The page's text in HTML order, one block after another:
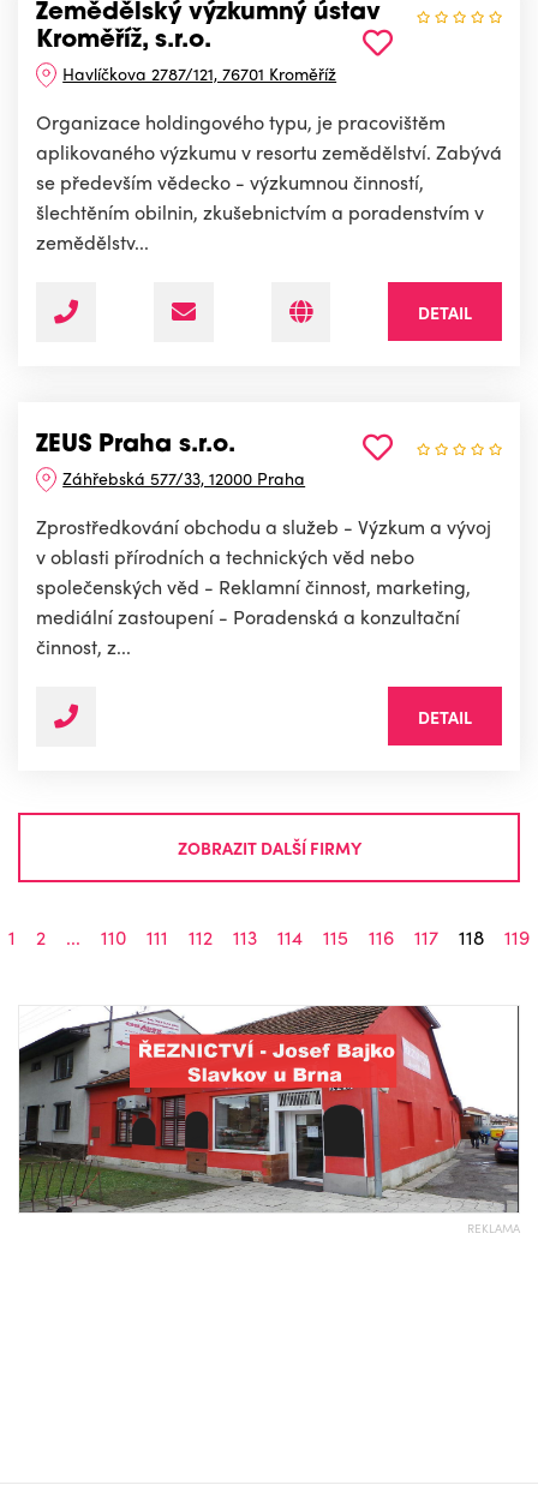
Zemědělský výzkumný ústav
Kroměříž, s.r.o.
Havlíčkova 2787/121, 76701 Kroměříž
Organizace holdingového typu, je pracovištěm
aplikovaného výzkumu v resortu zemědělství. Zabývá
se především vědecko - výzkumnou činností,
šlechtěním obilnin, zkušebnictvím a poradenstvím v
zemědělstv...
DETAIL
ZEUS Praha s.r.o.
Záhřebská 577/33, 12000 Praha
Zprostředkování obchodu a služeb - Výzkum a vývoj
v oblasti přírodních a technických věd nebo
společenských věd - Reklamní činnost, marketing,
mediální zastoupení - Poradenská a konzultační
činnost, z...
DETAIL
ZOBRAZIT DALŠÍ FIRMY
1 2 ... 110 111 112 113 114 115 116 117 118 119
REKLAMA